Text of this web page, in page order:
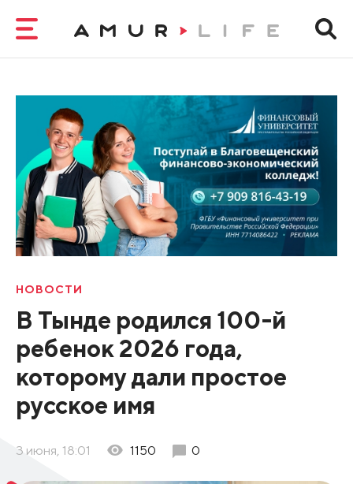
НОВОСТИ
В Тынде родился 100-й
ребенок 2026 года,
которому дали простое
русское имя
3 июня, 18:01 1150 0